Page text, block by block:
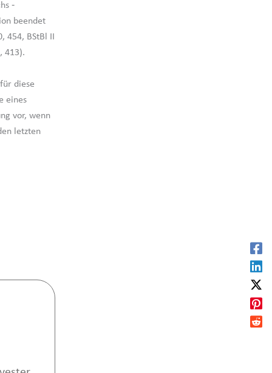
‑
beendet
454, BStBl II
413).
diese
eines
vor, wenn
letzten